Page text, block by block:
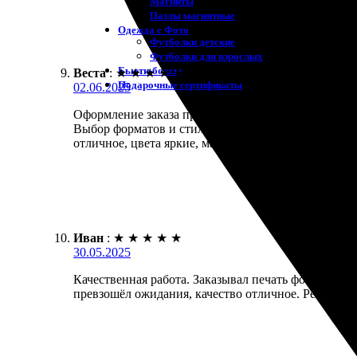
Пазлы магнитные
Одежда с Фото
Футболки детские
Футболки для взрослых
Бьюти-боксы
Подарочные сертификаты
Веста : ★ ★ ★ ★ ★
02.06.2025
Оформление заказа прошло легко и быстро.
Выбор форматов и стилей впечатляет! Заказ был
отличное, цвета яркие, материал приятный. В
Иван : ★ ★ ★ ★ ★
30.05.2025
Качественная работа. Заказывал печать
превзошёл ожидания, качество отличное.